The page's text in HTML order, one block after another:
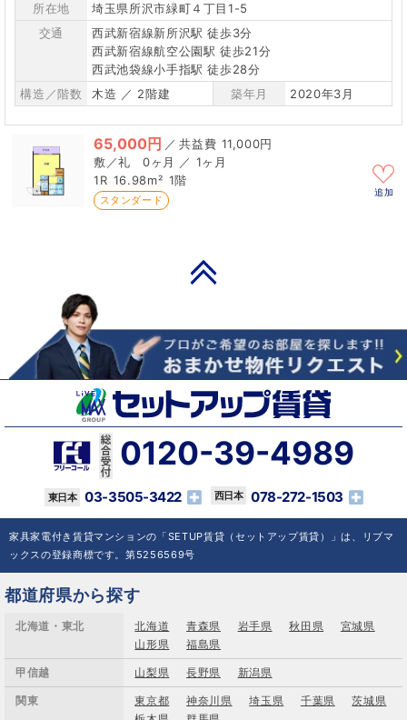
所在地
埼玉県所沢市緑町４丁目1-5
交通
西武新宿線新所沢駅 徒歩3分
西武新宿線航空公園駅 徒歩21分
西武池袋線小手指駅 徒歩28分
構造／階数
木造 ／ 2階建 築年月 2020年3月
65,000円 ／
11,000円
0ヶ月 ／ 1ヶ月
1R 16.98m² 1階
スタンダード
追加
0120-39-4989
03-3505-3422 078-272-1503
家具家電付き賃貸マンションの「SETUP賃貸（セットアップ賃貸）」は、リブマ
ックスの登録商標です。第5256569号
都道府県から探す
北海道・東北 北海道 青森県 岩手県 秋田県
宮城県
山形県
福島県
甲信越 山梨県 長野県 新潟県
関東 東京都 神奈川県 埼玉県 千葉県
茨城県